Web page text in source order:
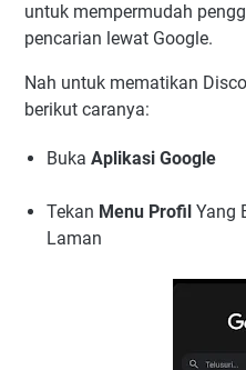
untuk mempermudah
pencarian lewat Google.
Nah untuk mematikan
berikut caranya:
Buka Aplikasi Google
Tekan Menu Profil Yang
Laman